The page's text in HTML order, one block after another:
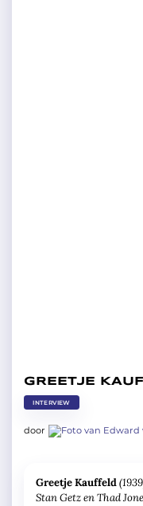
GREETJE
INTERVIEW
door
Greetje Kauffeld
Stan Getz en Thad